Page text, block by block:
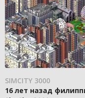
SIMCITY 3000
16 лет назад